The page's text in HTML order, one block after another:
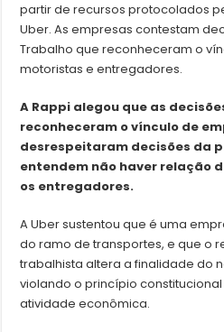
partir de recursos protocolados
Uber. As empresas contestam
Trabalho que reconheceram o
motoristas e entregadores.
A Rappi alegou que as
reconheceram o vínculo de
desrespeitaram decisões da
entendem não haver relação
os entregadores.
A Uber sustentou que é uma
do ramo de transportes, e que o
trabalhista altera a finalidade do
violando o princípio
atividade econômica.